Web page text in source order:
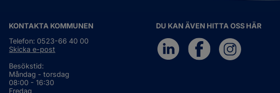
KONTAKTA KOMMUNEN
Telefon: 0523-66 40 00
Skicka e-post
Besökstid:
Måndag - torsdag
08:00 - 16:30
Fredag
DU KAN ÄVEN HITTA OSS HÄR